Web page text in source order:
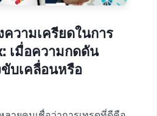
วามเครียดในการ
เมื่อความกดดัน
บเคลื่อนหรือ